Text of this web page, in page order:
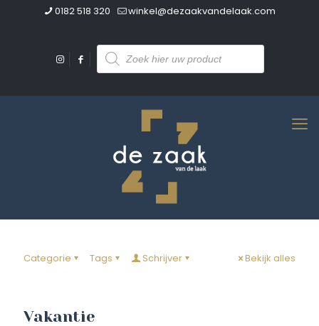
0182 518 320 winkel@dezaakvandelaak.com
Producten
zoeken
Categorie Tags Schrijver Bekijk alles
Vakantie